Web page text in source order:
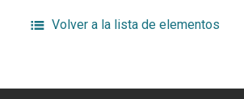
Volver a la lista de elementos